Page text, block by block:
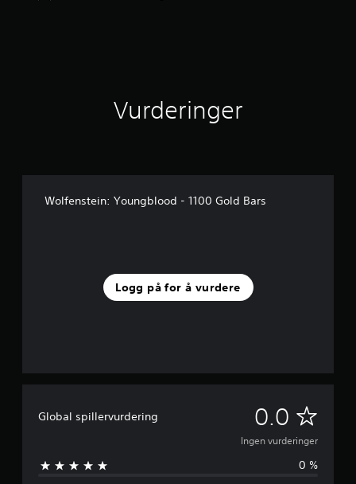
Vurderinger
Wolfenstein: Youngblood - 1100 Gold Bars
Logg på for å vurdere
Global spillervurdering 0.0
n
g
Ingen vurderinger
0 %